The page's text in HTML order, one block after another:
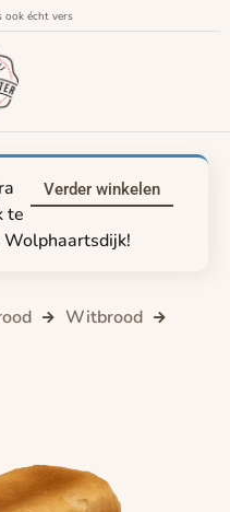
ook écht vers
Verder winkelen
te
Wolphaartsdijk!
Witbrood